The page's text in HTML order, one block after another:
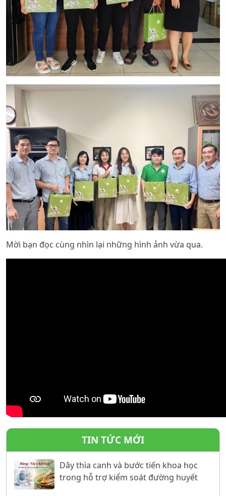
Mời bạn đọc cùng nhìn lại những hình ảnh vừa qua.
TIN TỨC MỚI
Dây thìa canh và bước tiến khoa học
trong hỗ trợ kiểm soát đường huyết